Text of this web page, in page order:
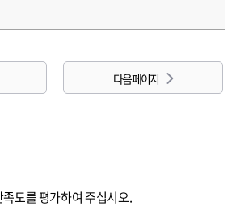
다음 페이지
도를 평가하여 주십시오.